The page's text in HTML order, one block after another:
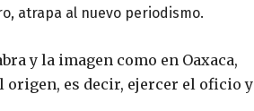
atrapa al nuevo periodismo.
y la imagen como en Oaxaca,
es decir, ejercer el oficio y